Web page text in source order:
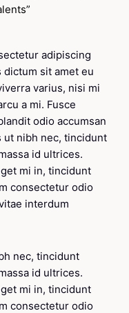
adipiscing
dictum sit amet eu
varius, nisi mi
a mi. Fusce
odio accumsan
ut nibh nec, tincidunt
id ultrices.
mi in, tincidunt
consectetur odio
interdum
nec, tincidunt
id ultrices.
mi in, tincidunt
consectetur odio